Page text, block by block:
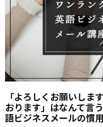
「よろしくお願いしま
おります」はなんて言
語ビジネスメールの慣